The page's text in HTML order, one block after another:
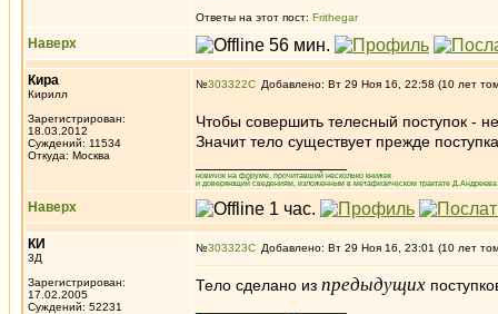
Ответы на этот пост: Frithegar
Наверх
Кира
Кирилл
Зарегистрирован:
18.03.2012
Суждений: 11534
Откуда: Москва
№303322 Добавлено: Вт 29 Ноя 16, 22:58 (10 лет
Чтобы совершить телесный поступок -
Значит тело существует прежде
новичок на форуме, прочитавший несколько книжек
и доверяющий сведениям, изложенным в метафизическом трактате
Наверх
КИ
3Д
Зарегистрирован:
17.02.2005
Суждений: 52231
№303323 Добавлено: Вт 29 Ноя 16, 23:01 (10 лет
Тело сделано из предыдущих